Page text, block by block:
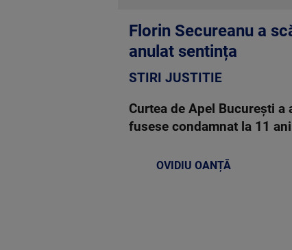
Florin Secureanu a
anulat sentința
STIRI JUSTITIE
Curtea de Apel București
fusese condamnat la 11
OVIDIU OANȚĂ